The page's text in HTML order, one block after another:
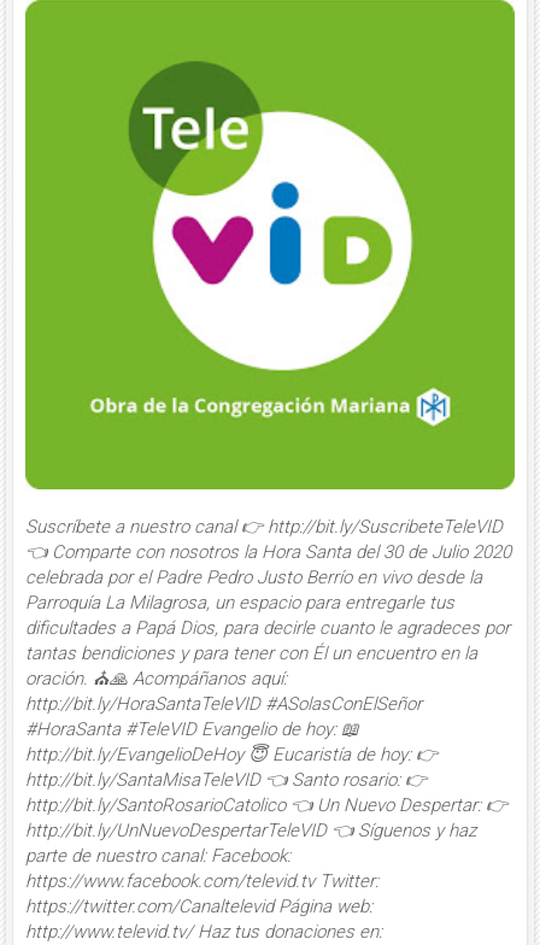
Suscríbete a nuestro canal 👉 http://bit.ly/SuscribeteTeleVID
👈 Comparte con nosotros la Hora Santa del 30 de Julio 2020
celebrada por el Padre Pedro Justo Berrío en vivo desde la
Parroquía La Milagrosa, un espacio para entregarle tus
dificultades a Papá Dios, para decirle cuanto le agradeces por
tantas bendiciones y para tener con Él un encuentro en la
oración. ⛪🙏 Acompáñanos aquí:
http://bit.ly/HoraSantaTeleVID #ASolasConElSeñor
#HoraSanta #TeleVID Evangelio de hoy: 📖
http://bit.ly/EvangelioDeHoy 😇 Eucaristía de hoy: 👉
http://bit.ly/SantaMisaTeleVID 👈 Santo rosario: 👉
http://bit.ly/SantoRosarioCatolico 👈 Un Nuevo Despertar: 👉
http://bit.ly/UnNuevoDespertarTeleVID 👈 Síguenos y haz
parte de nuestro canal: Facebook:
https://www.facebook.com/televid.tv Twitter:
https://twitter.com/Canaltelevid Página web:
http://www.televid.tv/ Haz tus donaciones en: